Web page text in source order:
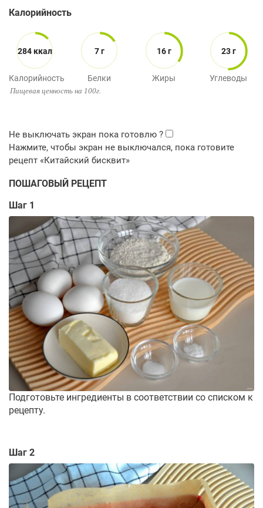
Калорийность
284 ккал
Калорийность
7 г
Белки
16 г
Жиры
23 г
Углеводы
Пищевая ценность на 100г.
ПОШАГОВЫЙ РЕЦЕПТ
Шаг 1
Подготовьте ингредиенты в соответствии со списком к
рецепту.
Шаг 2